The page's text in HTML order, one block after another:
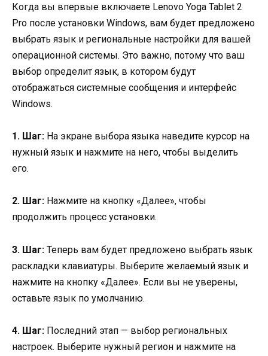
Когда вы впервые включаете Lenovo Yoga Tablet 2
Pro после установки Windows, вам будет предложено
выбрать язык и региональные настройки для вашей
операционной системы. Это важно, потому что ваш
выбор определит язык, в котором будут
отображаться системные сообщения и интерфейс
Windows.
1. Шаг: На экране выбора языка наведите курсор на
нужный язык и нажмите на него, чтобы выделить
его.
2. Шаг: Нажмите на кнопку «Далее», чтобы
продолжить процесс установки.
3. Шаг: Теперь вам будет предложено выбрать язык
раскладки клавиатуры. Выберите желаемый язык и
нажмите на кнопку «Далее». Если вы не уверены,
оставьте язык по умолчанию.
4. Шаг: Последний этап — выбор региональных
настроек. Выберите нужный регион и нажмите на